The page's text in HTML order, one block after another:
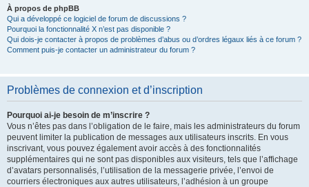
À propos de phpBB
Qui a développé ce logiciel de forum de discussions ?
Pourquoi la fonctionnalité X n’est pas disponible ?
Qui dois-je contacter à propos de problèmes d’abus ou d’ordres légaux liés à ce forum ?
Comment puis-je contacter un administrateur du forum ?
Problèmes de connexion et d’inscription
Pourquoi ai-je besoin de m’inscrire ?
Vous n’êtes pas dans l’obligation de le faire, mais les administrateurs du forum
peuvent limiter la publication de messages aux utilisateurs inscrits. En vous
inscrivant, vous pouvez également avoir accès à des fonctionnalités
supplémentaires qui ne sont pas disponibles aux visiteurs, tels que l’affichage
d’avatars personnalisés, l’utilisation de la messagerie privée, l’envoi de
courriers électroniques aux autres utilisateurs, l’adhésion à un groupe